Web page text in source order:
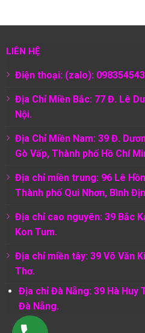
LIÊN HỆ
Điện thoại: (zalo):
Địa Chỉ Miền Bắc: 77 Đ. Lê
Nội.
Địa Chỉ Miền Nam: 39 Đ.
Gò Vấp, Thành phố Hồ Chí
Địa chỉ miền trung: 96 Lê
Thành phố Qui Nhơn, Bình
Địa chỉ cao nguyên: 39 Bắc
Kon Tum.
Địa chỉ miền tây: 39 Võ Văn
Thơ.
Địa chỉ Đà Nẵng: 39 Hà Huy
Đà Nẵng.